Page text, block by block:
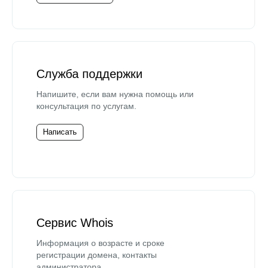
Служба поддержки
Напишите, если вам нужна помощь или
консультация по услугам.
Написать
Сервис Whois
Информация о возрасте и сроке
регистрации домена, контакты